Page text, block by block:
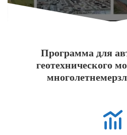
Программа для
геотехнического